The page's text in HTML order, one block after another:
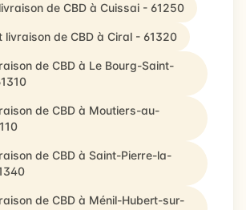
de CBD à Cuissai - 61250
livraison de CBD à Ciral - 61320
de CBD à Le Bourg-Saint-
de CBD à Moutiers-au-
de CBD à Saint-Pierre-la-
de CBD à Ménil-Hubert-sur-